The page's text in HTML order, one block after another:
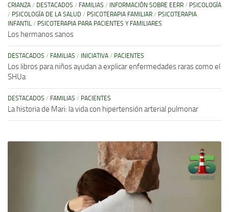
CRIANZA / DESTACADOS / FAMILIAS / INFORMACIÓN SOBRE EERR / PSICOLOGÍA
/ PSICOLOGÍA DE LA SALUD / PSICOTERAPIA FAMILIAR / PSICOTERAPIA
INFANTIL / PSICOTERAPIA PARA PACIENTES Y FAMILIARES
Los hermanos sanos
DESTACADOS / FAMILIAS / INICIATIVA / PACIENTES
Los libros para niños ayudan a explicar enfermedades raras como el
SHUa
DESTACADOS / FAMILIAS / PACIENTES
La historia de Mari: la vida con hipertensión arterial pulmonar